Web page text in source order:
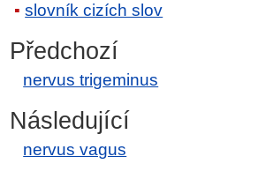
slovník cizích slov
Předchozí
nervus trigeminus
Následující
nervus vagus